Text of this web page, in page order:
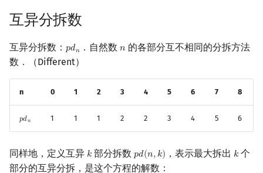
互异分拆数
互异分拆数： 𝑝𝑑𝑛
pdn ．自然数𝑛
n 的各部分互不相同的分拆方法
数．（Different）
n 0 1 2 3 4 5 6 7 8
𝑝𝑑𝑛
pdn 1 1 1 2 2 3 4 5 6
同样地，定义互异 𝑘
k 部分拆数𝑝𝑑(𝑛,𝑘)
pd(n, k) ，表示最大拆出 𝑘
k 个
部分的互异分拆，是这个方程的解数：